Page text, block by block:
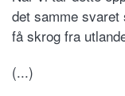
det samme
få skrog fra
(...)